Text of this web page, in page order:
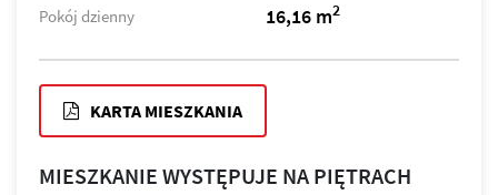
Pokój dzienny 16,16 m2
KARTA MIESZKANIA
MIESZKANIE WYSTĘPUJE NA PIĘTRACH